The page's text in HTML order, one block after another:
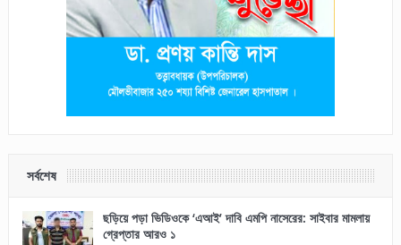
সর্বশেষ
ছড়িয়ে পড়া ভিডিওকে ‘এআই’ দাবি এমপি নাসেরের: সাইবার মামলায়
গ্রেপ্তার আরও ১